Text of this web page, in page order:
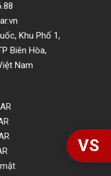
Khu Phố 1,
Biên Hòa,
Nam
VS